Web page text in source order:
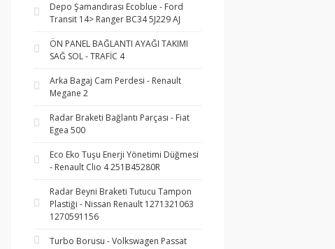
Depo Şamandırası Ecoblue - Ford
Transit 14> Ranger BC34 5J229 AJ
ÖN PANEL BAĞLANTI AYAĞI TAKIMI
SAĞ SOL - TRAFİC 4
Arka Bagaj Cam Perdesi - Renault
Megane 2
Radar Braketi Bağlantı Parçası - Fiat
Egea 500
Eco Eko Tuşu Enerji Yönetimi Düğmesi
- Renault Clio 4 251B45280R
Radar Beyni Braketi Tutucu Tampon
Plastiği - Nissan Renault 1271321063
1270591156
Turbo Borusu - Volkswagen Passat